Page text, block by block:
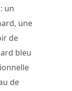
un
une
de
bleu
de